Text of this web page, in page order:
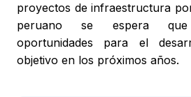
proyectos de infraestructura
peruano se espera
oportunidades para el
objetivo en los próximos años.